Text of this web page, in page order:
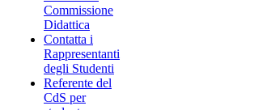
Commissione
Didattica
Contatta i
Rappresentanti
degli Studenti
Referente del
CdS per